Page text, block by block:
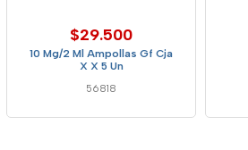
$29.500
10 Mg/2 Ml Ampollas Gf Cja
X X 5 Un
56818